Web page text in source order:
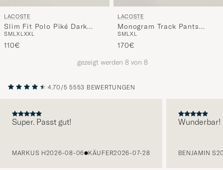
LACOSTE
Slim Fit Polo Piké Dark
Varech
SMLXLXXL
110€
LACOSTE
Monogram Track Pants
Calluna/Graphite
SMLXL
170€
gezeigt werden 8 von 8
4.70/5 5553 BEWERTUNGEN
Super. Passt gut!
MARKUS H2026-08-06 KÄUFER2026-07-28
Wunderbar!
BENJAMIN S